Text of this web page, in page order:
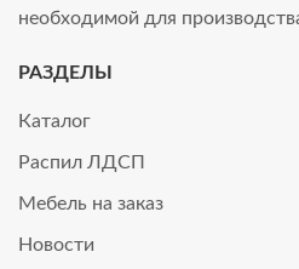
необходимой для
РАЗДЕЛЫ
Каталог
Распил ЛДСП
Мебель на заказ
Новости